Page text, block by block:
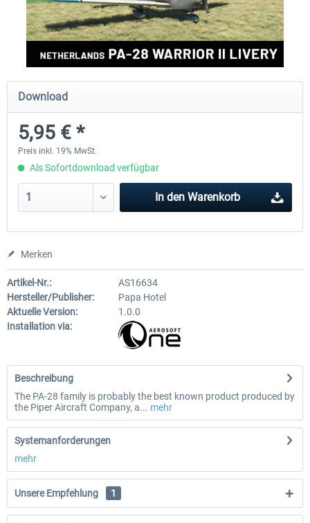
FlightSim Studio - E-Jets 170/175 Aerosoft Aircraft A340-
Download
5,95 € *
Preis inkl. 19% MwSt.
Als Sofortdownload verfügbar
In den Warenkorb
Merken
Artikel-Nr.:
AS16634
Hersteller/Publisher:
Papa Hotel
Aktuelle Version:
1.0.0
Installation via:
Beschreibung
The PA-28 family is probably the best known product produced by
the Piper Aircraft Company, a... mehr
Systemanforderungen
mehr
Unsere Empfehlung 1